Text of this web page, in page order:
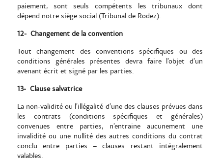
paiement, sont seuls compétents les tribunaux dont
dépend notre siège social (Tribunal de Rodez).
12- Changement de la convention
Tout changement des conventions spécifiques ou des
conditions générales présentes devra faire l’objet d’un
avenant écrit et signé par les parties.
13- Clause salvatrice
La non-validité ou l’illégalité d’une des clauses prévues dans
les contrats (conditions spécifiques et générales)
convenues entre parties, n’entraine aucunement une
invalidité ou une nullité des autres conditions du contrat
conclu entre parties – clauses restant intégralement
valables.